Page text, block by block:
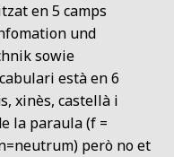
en 5 camps
und
sowie
està en 6
xinès, castellà i
la paraula (f =
però no et